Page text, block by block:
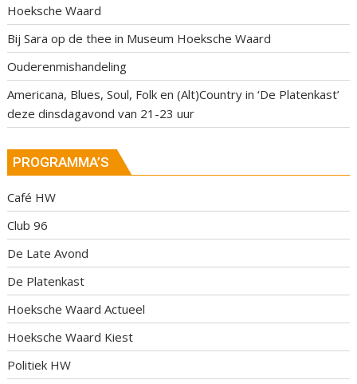
Hoeksche Waard
Bij Sara op de thee in Museum Hoeksche Waard
Ouderenmishandeling
Americana, Blues, Soul, Folk en (Alt)Country in ‘De Platenkast’
deze dinsdagavond van 21-23 uur
PROGRAMMA’S
Café HW
Club 96
De Late Avond
De Platenkast
Hoeksche Waard Actueel
Hoeksche Waard Kiest
Politiek HW